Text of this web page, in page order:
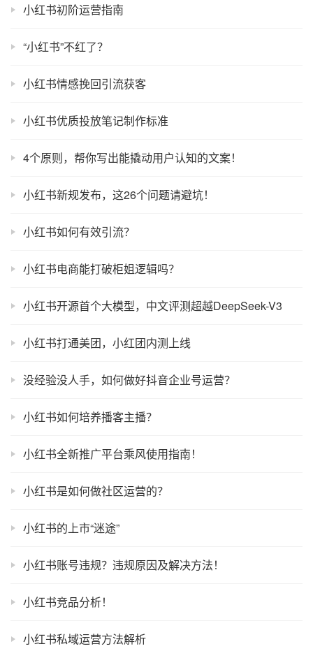
小红书初阶运营指南
“小红书”不红了？
小红书情感挽回引流获客
小红书优质投放笔记制作标准
4个原则，帮你写出能撬动用户认知的文案！
小红书新规发布，这26个问题请避坑！
小红书如何有效引流？
小红书电商能打破柜姐逻辑吗？
小红书开源首个大模型，中文评测超越DeepSeek-V3
小红书打通美团，小红团内测上线
没经验没人手，如何做好抖音企业号运营？
小红书如何培养播客主播？
小红书全新推广平台乘风使用指南！
小红书是如何做社区运营的？
小红书的上市“迷途”
小红书账号违规？违规原因及解决方法！
小红书竞品分析！
小红书私域运营方法解析